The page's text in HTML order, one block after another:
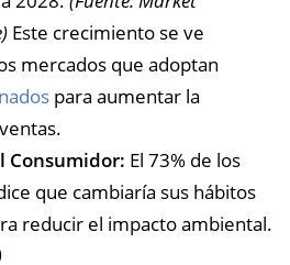
Este crecimiento se ve
mercados que adoptan
para aumentar la
Consumidor: El 73% de los
que cambiaría sus hábitos
reducir el impacto ambiental.